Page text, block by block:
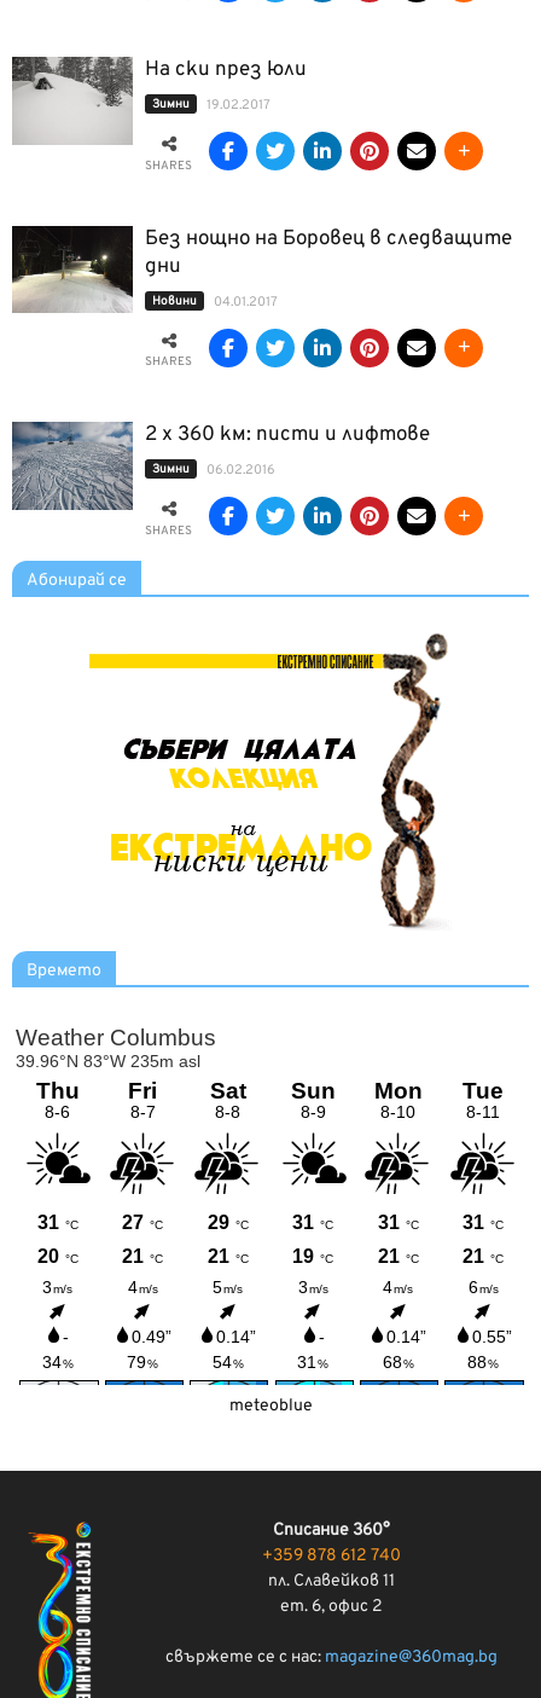
На ски през юли
Зимни 19.02.2017
SHARES
Без нощно на Боровец в следващите
дни
Новини 04.01.2017
SHARES
2 х 360 км: писти и лифтове
Зимни 06.02.2016
SHARES
Абонирай се
Времето
meteoblue
Списание 360°
+359 878 612 740
пл. Славейков 11
ет. 6, офис 2
свържете се с нас: magazine@360mag.bg